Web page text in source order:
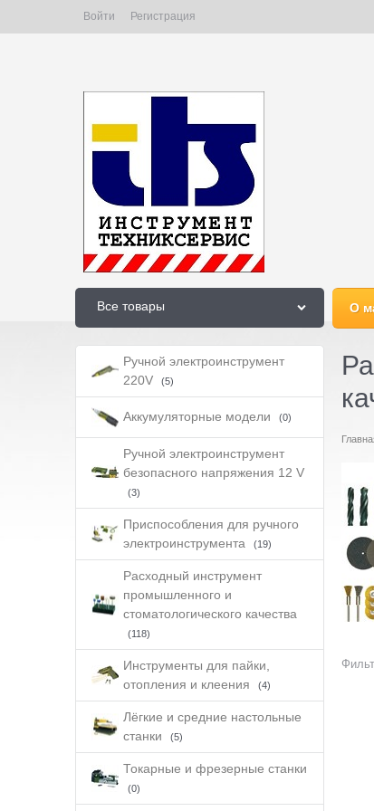
Войти Регистрация
Все товары О
Ручной электроинструмент
220V
(5)
Аккумуляторные модели (0)
Ручной электроинструмент
безопасного напряжения 12 V
(3)
Приспособления для ручного
электроинструмента
(19)
Расходный инструмент
промышленного и
стоматологического качества
(118)
Инструменты для пайки,
отопления и клеения
(4)
Лёгкие и средние настольные
станки
(5)
Токарные и фрезерные станки
(0)